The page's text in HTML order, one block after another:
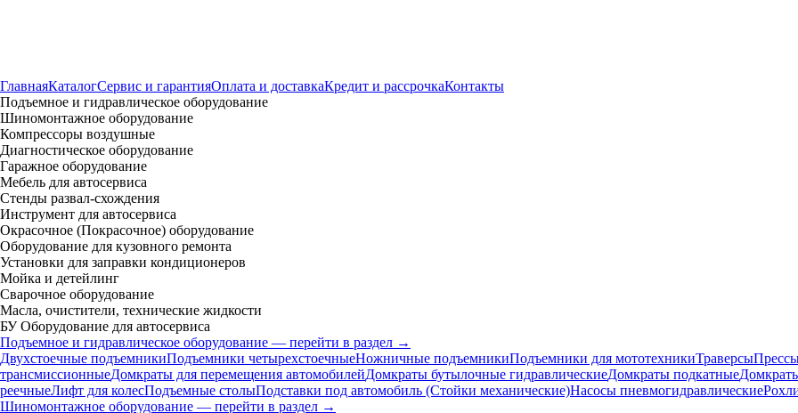
ГлавнаяКаталогСервис и гарантияОплата и доставкаКредит и рассрочкаКонтакты
Подъемное и гидравлическое оборудование
Шиномонтажное оборудование
Компрессоры воздушные
Диагностическое оборудование
Гаражное оборудование
Мебель для автосервиса
Стенды развал-схождения
Инструмент для автосервиса
Окрасочное (Покрасочное) оборудование
Оборудование для кузовного ремонта
Установки для заправки кондиционеров
Мойка и детейлинг
Сварочное оборудование
Масла, очистители, технические жидкости
БУ Оборудование для автосервиса
Подъемное и гидравлическое оборудование — перейти в раздел →
Двухстоечные подъемникиПодъемники четырехстоечныеНожничные подъемникиПодъемники для мототехникиТраверсы
трансмиссионныеДомкраты для перемещения автомобилейДомкраты бутылочные гидравлическиеДомкраты подкатные
реечныеЛифт для колесПодъемные столыПодставки под автомобиль (Стойки механические)Насосы пневмогидравлические
Шиномонтажное оборудование — перейти в раздел →